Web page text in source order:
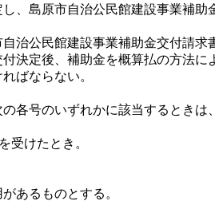
、島原市自治公民館建設事業補助
治公民館建設事業補助金交付請求
決定後、補助金を概算払の方法
ばならない。
各号のいずれかに該当するとき
受けたとき。
あるものとする。